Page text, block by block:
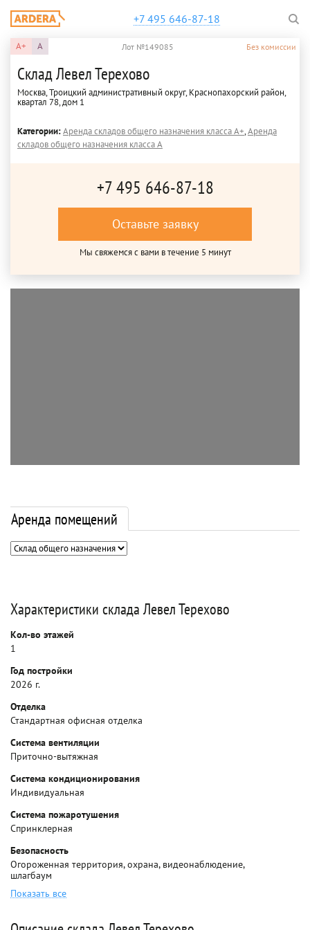
+7 495 646-87-18
A+ A Лот №149085 Без комиссии
Склад Левел Терехово
Москва, Троицкий административный округ, Краснопахорский район,
квартал 78, дом 1
Категории:Аренда складов общего назначения класса A+,Аренда
складов общего назначения класса A
+7 495 646-87-18
Оставьте заявку
Мы свяжемся с вами в течение 5 минут
Аренда помещений
Характеристики склада Левел Терехово
Кол-во этажей
1
Год постройки
2026 г.
Отделка
Стандартная офисная отделка
Система вентиляции
Приточно-вытяжная
Система кондиционирования
Индивидуальная
Система пожаротушения
Спринклерная
Безопасность
Огороженная территория, охрана, видеонаблюдение,
шлагбаум
Показать все